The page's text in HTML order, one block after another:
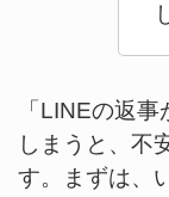
「LINEの返
しまうと、不
す。まずは、